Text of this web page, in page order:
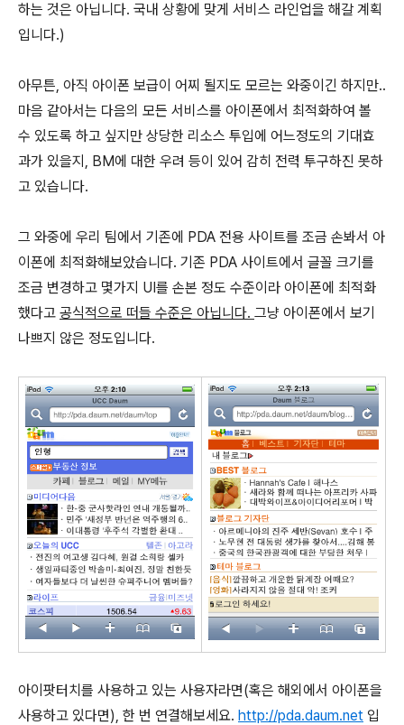
하는 것은 아닙니다. 국내 상황에 맞게 서비스 라인업을 해갈 계획
입니다.)
아무튼, 아직 아이폰 보급이 어찌 될지도 모르는 와중이긴 하지만..
마음 같아서는 다음의 모든 서비스를 아이폰에서 최적화하여 볼
수 있도록 하고 싶지만 상당한 리소스 투입에 어느정도의 기대효
과가 있을지, BM에 대한 우려 등이 있어 감히 전력 투구하진 못하
고 있습니다.
그 와중에 우리 팀에서 기존에 PDA 전용 사이트를 조금 손봐서 아
이폰에 최적화해보았습니다. 기존 PDA 사이트에서 글꼴 크기를
조금 변경하고 몇가지 UI를 손본 정도 수준이라 아이폰에 최적화
했다고 공식적으로 떠들 수준은 아닙니다. 그냥 아이폰에서 보기
나쁘지 않은 정도입니다.
아이팟터치를 사용하고 있는 사용자라면(혹은 해외에서 아이폰을
사용하고 있다면), 한 번 연결해보세요. http://pda.daum.net 입